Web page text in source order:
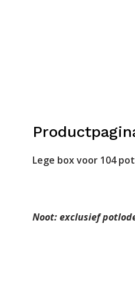
Lege box voor 104
Noot: exclusief